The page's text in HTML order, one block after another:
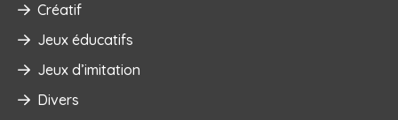
Créatif
Jeux éducatifs
Jeux d’imitation
Divers